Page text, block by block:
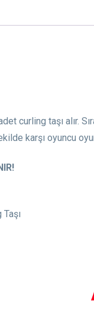
curling taşı alır.
karşı oyuncu